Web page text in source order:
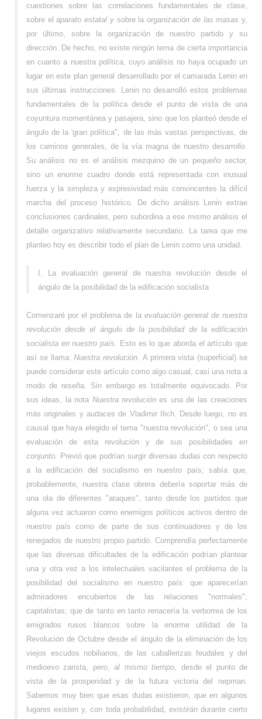
cuestiones sobre las correlaciones fundamentales de clase,
sobre elaparato estatal y sobre laorganización de las masasy,
por último, sobre la organización de nuestro partido y su
dirección. De hecho, no existe ningún tema de cierta importancia
en cuanto a nuestra política, cuyo análisis no haya ocupado un
lugar en este plan general desarrollado por el camarada Lenin en
sus últimas instrucciones. Lenin no desarrolló estos problemas
fundamentales de la política desde el punto de vista de una
coyuntura momentánea y pasajera, sino que los planteó desde el
ángulo de la 'gran política", de las más vastas perspectivas, de
los caminos generales, de la vía magna de nuestro desarrollo.
Su análisis no es el análisis mezquino de un pequeño sector,
sino un enorme cuadro donde está representada con inusual
fuerza y la simpleza y expresividad más convincentes la difícil
marcha del proceso histórico. De dicho análisis Lenin extrae
conclusiones cardinales, pero subordina a ese mismo análisis el
detalle organizativo relativamente secundario. La tarea que me
planteo hoy es describir todo el plan de Lenin como una unidad.
I. La evaluación general de nuestra revolución desde el
ángulo de la posibilidad de la edificación socialista
Comenzaré por el problema de la evaluación general de nuestra
revolución desde el ángulo de la posibilidad de la edificación
socialista en nuestro país. Esto es lo que aborda el artículo que
así se llama:Nuestra revolución. A primera vista (superficial) se
puede considerar este artículo como algo casual, casi una nota a
modo de reseña. Sin embargo es totalmente equivocado. Por
sus ideas, la nota Nuestra revoluciónes una de las creaciones
más originales y audaces de Vladimir Ilich. Desde luego, no es
causal que haya elegido el tema "nuestra revolución", o sea una
evaluación de esta revolución y de sus posibilidades en
conjunto. Previó que podrían surgir diversas dudas con respecto
a la edificación del socialismo en nuestro país; sabía que,
probablemente, nuestra clase obrera debería soportar más de
una ola de diferentes "ataques", tanto desde los partidos que
alguna vez actuaron como enemigos políticos activos dentro de
nuestro país como de parte de sus continuadores y de los
renegados de nuestro propio partido. Comprendía perfectamente
que las diversas dificultades de la edificación podrían plantear
una y otra vez a los intelectuales vacilantes el problema de la
posibilidad del socialismo en nuestro país: que aparecerían
admiradores encubiertos de las relaciones "normales",
capitalistas; que de tanto en tanto renacería la verborrea de los
emigrados rusos blancos sobre la enorme utilidad de la
Revolución de Octubre desde el ángulo de la eliminación de los
viejos escudos nobiliarios, de las caballerizas feudales y del
medioevo zarista, pero,al mismo tiempo, desde el punto de
vista de la prosperidad y de la futura victoria del nepman.
Sabemos muy bien que esas dudas existieron, que en algunos
lugares existen y, con toda probabilidad, existirán durante cierto